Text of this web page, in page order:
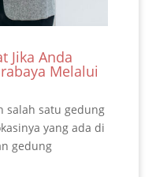
Jika Anda
Melalui
salah satu gedung
yang ada di
gedung